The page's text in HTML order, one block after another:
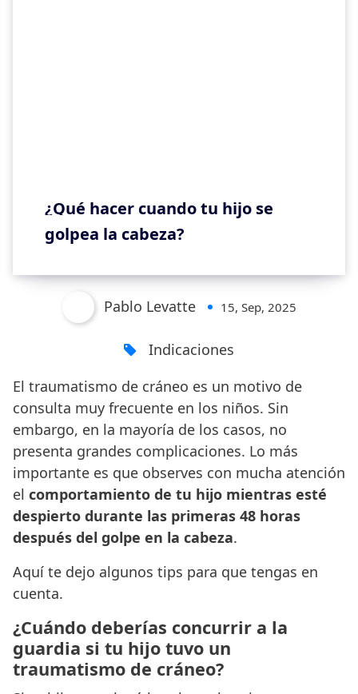
¿Qué hacer cuando tu hijo se
golpea la cabeza?
Pablo Levatte 15, Sep, 2025
Indicaciones
El traumatismo de cráneo es un motivo de
consulta muy frecuente en los niños. Sin
embargo, en la mayoría de los casos, no
presenta grandes complicaciones. Lo más
importante es que observes con mucha atención
el comportamiento de tu hijo mientras esté
despierto durante las primeras 48 horas
después del golpe en la cabeza.
Aquí te dejo algunos tips para que tengas en
cuenta.
¿Cuándo deberías concurrir a la
guardia si tu hijo tuvo un
traumatismo de cráneo?